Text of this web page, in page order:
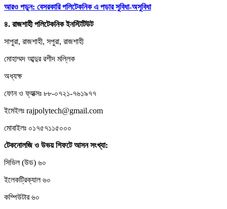
আরও পড়ুন: বেসরকারি পলিটেকনিক এ পড়ার সুবিধা-অসুবিধা
৪. রাজশাহীপলিটেকনিকইনস্টিটিউট
সাপুরা, রাজশাহী, সপুরা, রাজশাহী
মোহাম্মদ আব্দুর রশীদ মল্লিক
অধ্যক্ষ
ফোন ও ফ্যাক্সঃ ৮৮-০৭২১-৭৬১৯৭৭
ইমেইলঃ rajpolytech@gmail.com
মোবাইলঃ ০১৭৫৭১১৫০০০
টেকনোলজিও উভয়শিফটেআসনসংখ্যা:
সিভিল (উড) ৬০
ইলেকট্রিক্যাল ৬০
কম্পিউটার ৬০